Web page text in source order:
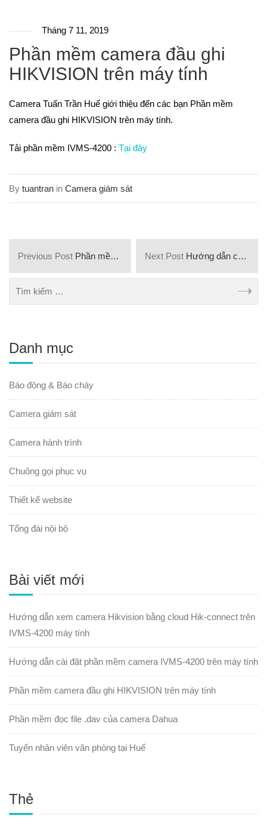
Tháng 7 11, 2019
Phần mềm camera đầu ghi
HIKVISION trên máy tính
Camera Tuấn Trần Huế giới thiệu đến các bạn Phần mềm
camera đầu ghi HIKVISION trên máy tính.
Tải phần mềm IVMS-4200 : Tại đây
By tuantran in Camera giám sát
Previous Post Phần mềm đọc file .dav của camera Dahua Next Post Hướng dẫn cài đặt phần mềm camera IVMS-4200 trên máy tính
Danh mục
Báo động & Báo cháy
Camera giám sát
Camera hành trình
Chuông gọi phục vụ
Thiết kế website
Tổng đài nội bộ
Bài viết mới
Hướng dẫn xem camera Hikvision bằng cloud Hik-connect trên
IVMS-4200 máy tính
Hướng dẫn cài đặt phần mềm camera IVMS-4200 trên máy tính
Phần mềm camera đầu ghi HIKVISION trên máy tính
Phần mềm đọc file .dav của camera Dahua
Tuyển nhân viên văn phòng tại Huế
Thẻ